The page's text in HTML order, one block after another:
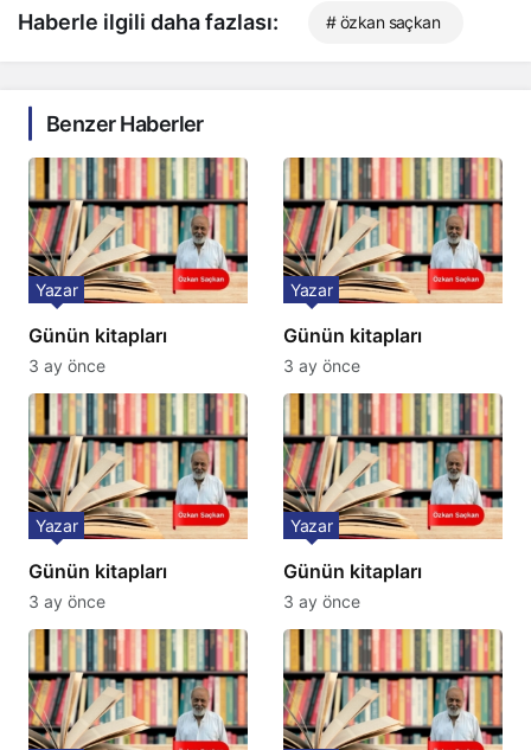
Haberle ilgili daha fazlası: # özkan saçkan
Benzer Haberler
Günün kitapları
Yazar
3 ay önce
Günün kitapları
Yazar
3 ay önce
Günün kitapları
Yazar
3 ay önce
Günün kitapları
Yazar
3 ay önce